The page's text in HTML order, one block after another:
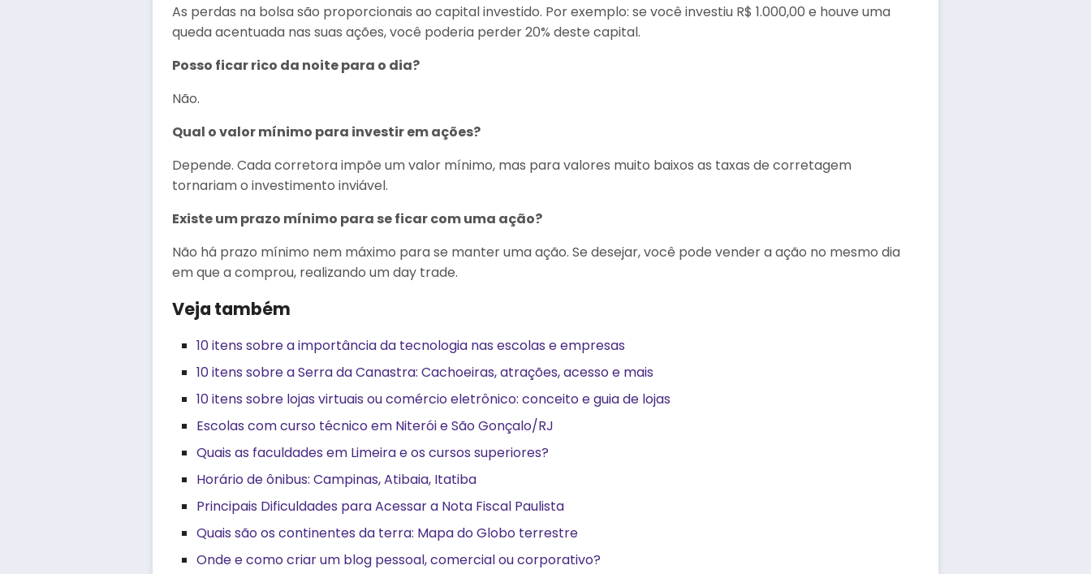
As perdas na bolsa são proporcionais ao capital investido. Por exemplo: se você investiu R$ 1.000,00 e houve uma
queda acentuada nas suas ações, você poderia perder 20% deste capital.
Posso ficar rico da noite para o dia?
Não.
Qual o valor mínimo para investir em ações?
Depende. Cada corretora impõe um valor mínimo, mas para valores muito baixos as taxas de corretagem
tornariam o investimento inviável.
Existe um prazo mínimo para se ficar com uma ação?
Não há prazo mínimo nem máximo para se manter uma ação. Se desejar, você pode vender a ação no mesmo dia
em que a comprou, realizando um day trade.
Veja também
10 itens sobre a importância da tecnologia nas escolas e empresas
10 itens sobre a Serra da Canastra: Cachoeiras, atrações, acesso e mais
10 itens sobre lojas virtuais ou comércio eletrônico: conceito e guia de lojas
Escolas com curso técnico em Niterói e São Gonçalo/RJ
Quais as faculdades em Limeira e os cursos superiores?
Horário de ônibus: Campinas, Atibaia, Itatiba
Principais Dificuldades para Acessar a Nota Fiscal Paulista
Quais são os continentes da terra: Mapa do Globo terrestre
Onde e como criar um blog pessoal, comercial ou corporativo?